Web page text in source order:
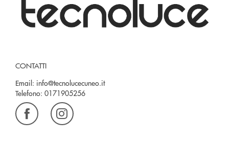
CONTATTI
Email: info@tecnolucecuneo.it
Telefono: 0171905256